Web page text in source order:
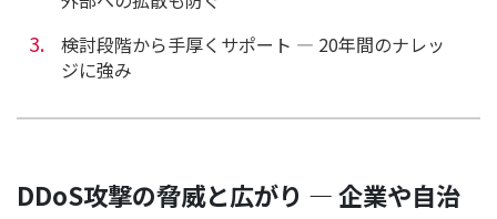
検討段階から手厚くサポート ― 20年間のナレッ
ジに強み
DDoS攻撃の脅威と広がり ― 企業や自治